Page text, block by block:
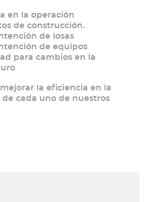
en la operación
de construcción.
de losas
de equipos
para cambios en la
la eficiencia en la
cada uno de nuestros